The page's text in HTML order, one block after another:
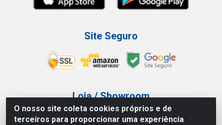
O nosso site coleta cookies próprios e de
terceiros para proporcionar uma experiência
Site Seguro
Loja / Showroom
Tel.: (11) 3227-0546